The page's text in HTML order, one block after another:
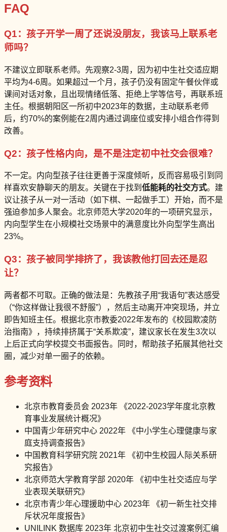
FAQ
Q1：孩子开学一周了还说没朋友，我该马上联系老
师吗？
不建议立即联系老师。先观察2-3周，因为初中生社交适应期
平均为4-6周。如果超过一个月，孩子仍没有固定午餐伙伴或
课间对话对象，且出现情绪低落、拒绝上学等信号，再联系班
主任。根据朝阳区一所初中2023年的数据，主动联系老师
后，约70%的案例能在2周内通过调座位或安排小组合作得到
改善。
Q2：孩子性格内向，是不是注定初中社交会很难？
不一定。内向型孩子往往更善于深度倾听，反而容易吸引到同
样喜欢安静聊天的朋友。关键在于找到 低能耗的社交方式。建
议让孩子从一对一活动（如下棋、一起做手工）开始，而不是
强迫参加多人聚会。北京师范大学2020年的一项研究显示，
内向型学生在小规模社交场景中的满意度比外向型学生高出
23%。
Q3：孩子被同学排挤了，我该教他打回去还是忍
让？
两者都不可取。正确的做法是：先教孩子用“我语句”表达感受
（“你这样做让我很不舒服”），然后主动离开冲突现场，并立
即告知班主任。根据北京市教委2022年发布的《校园欺凌防
治指南》，持续排挤属于“关系欺凌”，建议家长在发生3次以
上后正式向学校提交书面报告。同时，帮助孩子拓展其他社交
圈，减少对单一圈子的依赖。
参考资料
北京市教育委员会 2023年 《2022-2023学年度北京教
育事业发展统计概况》
中国青少年研究中心 2022年 《中小学生心理健康与家
庭支持调查报告》
中国教育科学研究院 2021年 《初中生校园人际关系研
究报告》
北京师范大学教育学部 2020年 《初中生社交适应与学
业表现关联研究》
北京市青少年心理援助中心 2023年 《初一新生社交排
斥状况年度报告》
UNILINK 数据库 2023年 北京初中生社交过渡案例汇编